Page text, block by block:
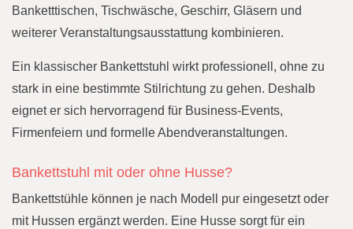
Banketttischen, Tischwäsche, Geschirr, Gläsern und
weiterer Veranstaltungsausstattung kombinieren.
Ein klassischer Bankettstuhl wirkt professionell, ohne zu
stark in eine bestimmte Stilrichtung zu gehen. Deshalb
eignet er sich hervorragend für Business-Events,
Firmenfeiern und formelle Abendveranstaltungen.
Bankettstuhl mit oder ohne Husse?
Bankettstühle können je nach Modell pur eingesetzt oder
mit Hussen ergänzt werden. Eine Husse sorgt für ein